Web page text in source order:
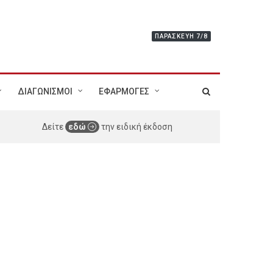
ΠΑΡΑΣΚΕΥΉ 7/8
ΔΙΑΓΩΝΙΣΜΟΙ ΕΦΑΡΜΟΓΕΣ
Δείτε εδώ την ειδική έκδοση